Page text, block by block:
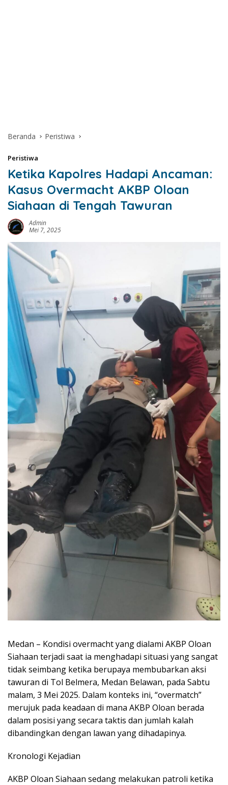
Beranda Peristiwa
Peristiwa
Ketika Kapolres Hadapi Ancaman:
Kasus Overmacht AKBP Oloan
Siahaan di Tengah Tawuran
Admin
Mei 7, 2025
Medan – Kondisi overmacht yang dialami AKBP Oloan
Siahaan terjadi saat ia menghadapi situasi yang sangat
tidak seimbang ketika berupaya membubarkan aksi
tawuran di Tol Belmera, Medan Belawan, pada Sabtu
malam, 3 Mei 2025. Dalam konteks ini, “overmatch”
merujuk pada keadaan di mana AKBP Oloan berada
dalam posisi yang secara taktis dan jumlah kalah
dibandingkan dengan lawan yang dihadapinya.
Kronologi Kejadian
AKBP Oloan Siahaan sedang melakukan patroli ketika